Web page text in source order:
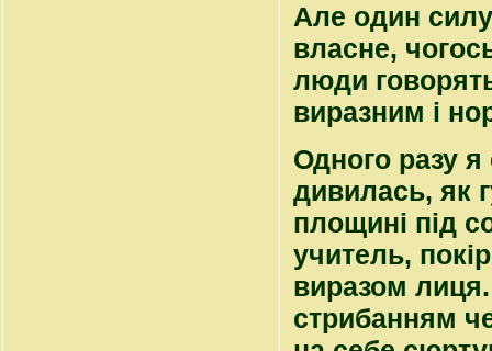
Але один
власне,
люди
виразним і
Одного разу я
дивилась, як
площині під
учитель,
виразом
стрибанням